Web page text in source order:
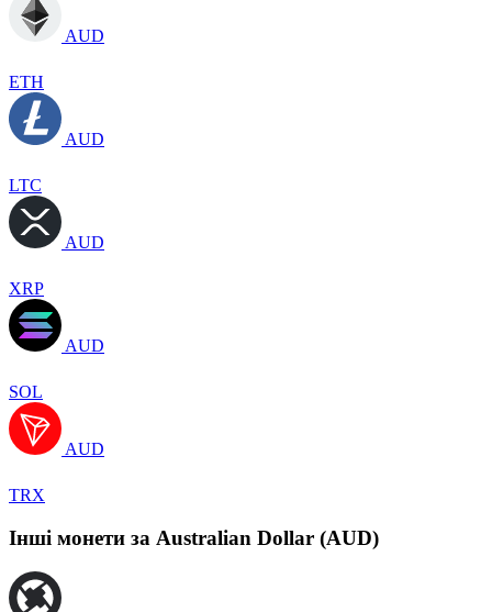
AUD
ETH
AUD
LTC
AUD
XRP
AUD
SOL
AUD
TRX
Інші монети за Australian Dollar (AUD)